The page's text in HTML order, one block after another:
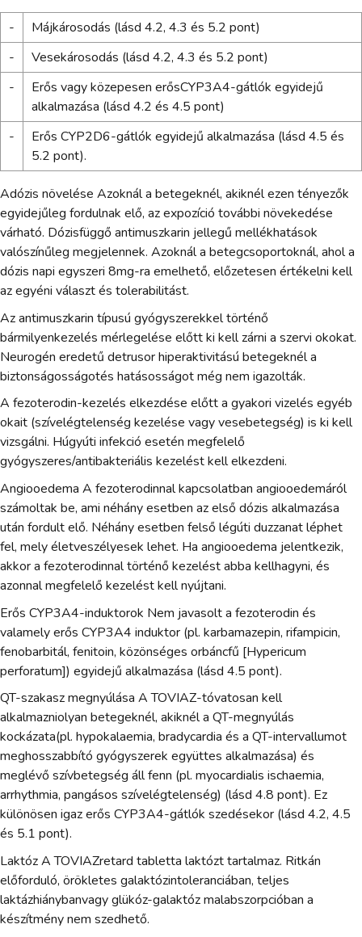
-
Májkárosodás (lásd 4.2, 4.3 és 5.2 pont)
-
Vesekárosodás (lásd 4.2, 4.3 és 5.2 pont)
-
Erős vagy közepesen erősCYP3A4-gátlók egyidejű
alkalmazása (lásd 4.2 és 4.5 pont)
-
Erős CYP2D6-gátlók egyidejű alkalmazása (lásd 4.5 és
5.2 pont).
Adózis növelése Azoknál a betegeknél, akiknél ezen tényezők
egyidejűleg fordulnak elő, az expozíció további növekedése
várható. Dózisfüggő antimuszkarin jellegű mellékhatások
valószínűleg megjelennek. Azoknál a betegcsoportoknál, ahol a
dózis napi egyszeri 8mg-ra emelhető, előzetesen értékelni kell
az egyéni választ és tolerabilitást.
Az antimuszkarin típusú gyógyszerekkel történő
bármilyenkezelés mérlegelése előtt ki kell zárni a szervi okokat.
Neurogén eredetű detrusor hiperaktivitású betegeknél a
biztonságosságotés hatásosságot még nem igazolták.
A fezoterodin-kezelés elkezdése előtt a gyakori vizelés egyéb
okait (szívelégtelenség kezelése vagy vesebetegség) is ki kell
vizsgálni. Húgyúti infekció esetén megfelelő
gyógyszeres/antibakteriális kezelést kell elkezdeni.
Angiooedema A fezoterodinnal kapcsolatban angiooedemáról
számoltak be, ami néhány esetben az első dózis alkalmazása
után fordult elő. Néhány esetben felső légúti duzzanat léphet
fel, mely életveszélyesek lehet. Ha angiooedema jelentkezik,
akkor a fezoterodinnal történő kezelést abba kellhagyni, és
azonnal megfelelő kezelést kell nyújtani.
Erős CYP3A4-induktorok Nem javasolt a fezoterodin és
valamely erős CYP3A4 induktor (pl. karbamazepin, rifampicin,
fenobarbitál, fenitoin, közönséges orbáncfű [Hypericum
perforatum]) egyidejű alkalmazása (lásd 4.5 pont).
QT-szakasz megnyúlása A TOVIAZ-tóvatosan kell
alkalmazniolyan betegeknél, akiknél a QT-megnyúlás
kockázata(pl. hypokalaemia, bradycardia és a QT-intervallumot
meghosszabbító gyógyszerek együttes alkalmazása) és
meglévő szívbetegség áll fenn (pl. myocardialis ischaemia,
arrhythmia, pangásos szívelégtelenség) (lásd 4.8 pont). Ez
különösen igaz erős CYP3A4-gátlók szedésekor (lásd 4.2, 4.5
és 5.1 pont).
Laktóz A TOVIAZretard tabletta laktózt tartalmaz. Ritkán
előforduló, örökletes galaktózintoleranciában, teljes
laktázhiánybanvagy glükóz-galaktóz malabszorpcióban a
készítmény nem szedhető.